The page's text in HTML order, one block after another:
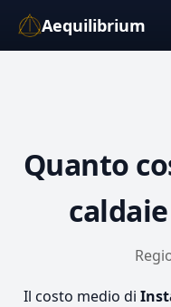
Aequilibrium
Quanto
caldaie
Il costo medio di